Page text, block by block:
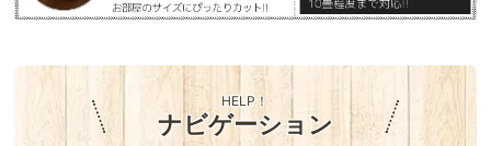
HELP！
ナビゲーション